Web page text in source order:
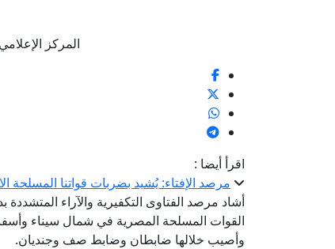
المركز الإعلامي
اقرأ أيضا :
مرصد الإفتاء: يُشيد بضربات قواتنا المسلحة
أشاد مرصد الفتاوى التكفيرية والآراء المتشددة
القوات المسلحة المصرية في شمال سيناء
وأصيب خلالها ضابطان وضابط صف وجنديان.